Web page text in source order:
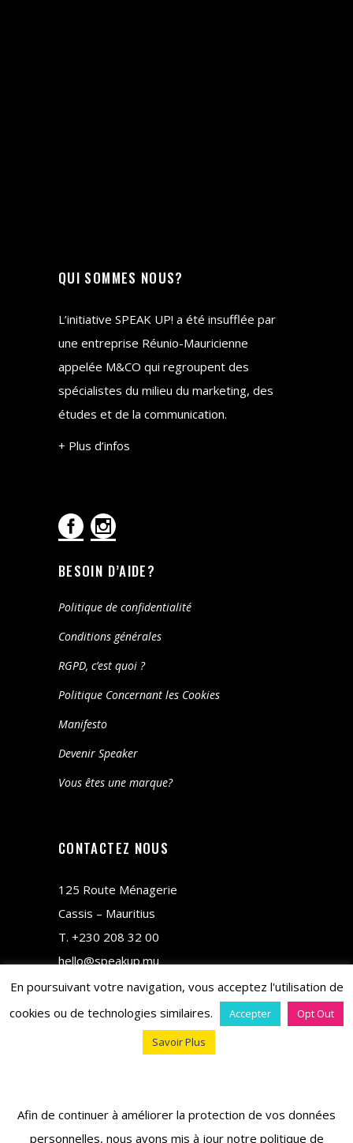
QUI SOMMES NOUS?
L’initiative SPEAK UP! a été insufflée par
une entreprise Réunio-Mauricienne
appelée M&CO qui regroupent des
spécialistes du milieu du marketing, des
études et de la communication.
+ Plus d’infos
BESOIN D’AIDE?
Politique de confidentialité
Conditions générales
RGPD, c’est quoi ?
Politique Concernant les Cookies
Manifesto
Devenir Speaker
Vous êtes une marque?
CONTACTEZ NOUS
125 Route Ménagerie
Cassis – Mauritius
T. +230 208 32 00
hello@speakup.mu
En poursuivant votre navigation, vous acceptez l'utilisation de
cookies ou de technologies similaires.
Accepter
Opt Out
Savoir Plus
Afin de continuer à améliorer la protection de vos données
personnelles, nous avons mis à jour notre politique de